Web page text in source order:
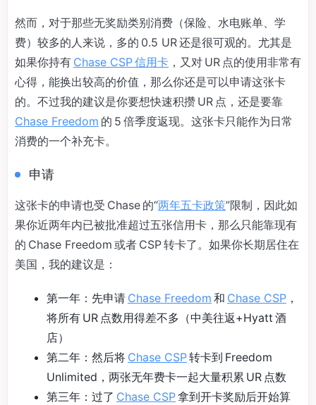
然而，对于那些无奖励类别消费（保险、水电账单、学
费）较多的人来说，多的 0.5 UR 还是很可观的。尤其是
如果你持有 Chase CSP 信用卡 ，又对 UR 点的使用非常有
心得，能换出较高的价值，那么你还是可以申请这张卡
的。不过我的建议是你要想快速积攒 UR 点，还是要靠
Chase Freedom 的 5 倍季度返现。这张卡只能作为日常
消费的一个补充卡。
申请
这张卡的申请也受 Chase 的“两年五卡政策”限制，因此如
果你近两年内已被批准超过五张信用卡，那么只能靠现有
的 Chase Freedom 或者 CSP 转卡了。如果你长期居住在
美国，我的建议是：
第一年：先申请 Chase Freedom 和 Chase CSP ，
将所有 UR 点数用得差不多（中美往返+Hyatt 酒
店）
第二年：然后将 Chase CSP转卡到 Freedom
Unlimited，两张无年费卡一起大量积累 UR 点数
第三年：过了 Chase CSP拿到开卡奖励后开始算